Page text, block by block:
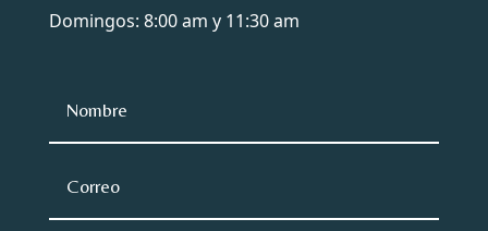
Domingos: 8:00 am y 11:30 am